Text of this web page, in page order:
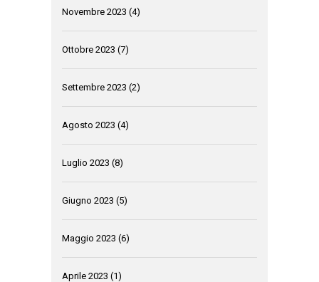
Novembre 2023 (4)
Ottobre 2023 (7)
Settembre 2023 (2)
Agosto 2023 (4)
Luglio 2023 (8)
Giugno 2023 (5)
Maggio 2023 (6)
Aprile 2023 (1)